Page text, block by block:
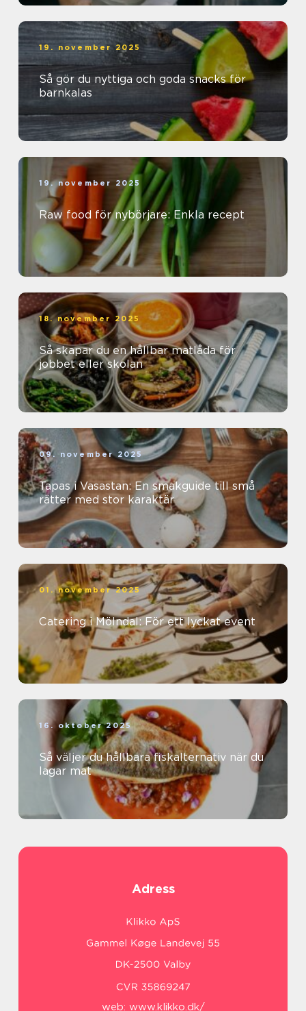
19. november 2025
Så gör du nyttiga och goda snacks för
barnkalas
19. november 2025
Raw food för nybörjare: Enkla recept
18. november 2025
Så skapar du en hållbar matlåda för
jobbet eller skolan
09. november 2025
Tapas i Vasastan: En smakguide till små
rätter med stor karaktär
01. november 2025
Catering i Mölndal: För ett lyckat event
16. oktober 2025
Så väljer du hållbara fiskalternativ när du
lagar mat
Adress
web: www.klikko.dk/